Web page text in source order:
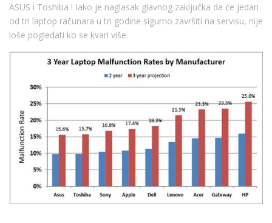
ASUS i Toshiba ! Iako je naglasak glavnog zaključka da će jedan
od tri laptop računara u tri godine sigurno završiti na servisu, nije
loše pogledati ko se kvari više.